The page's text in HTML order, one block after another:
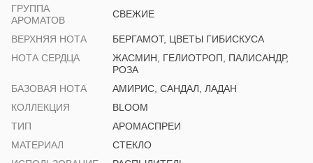
ГРУППА
АРОМАТОВ
СВЕЖИЕ
ВЕРХНЯЯ НОТА
БЕРГАМОТ, ЦВЕТЫ ГИБИСКУСА
НОТА СЕРДЦА
ЖАСМИН, ГЕЛИОТРОП, ПАЛИСАНДР,
РОЗА
БАЗОВАЯ НОТА
АМИРИС, САНДАЛ, ЛАДАН
КОЛЛЕКЦИЯ
BLOOM
ТИП
АРОМАСПРЕИ
МАТЕРИАЛ
СТЕКЛО